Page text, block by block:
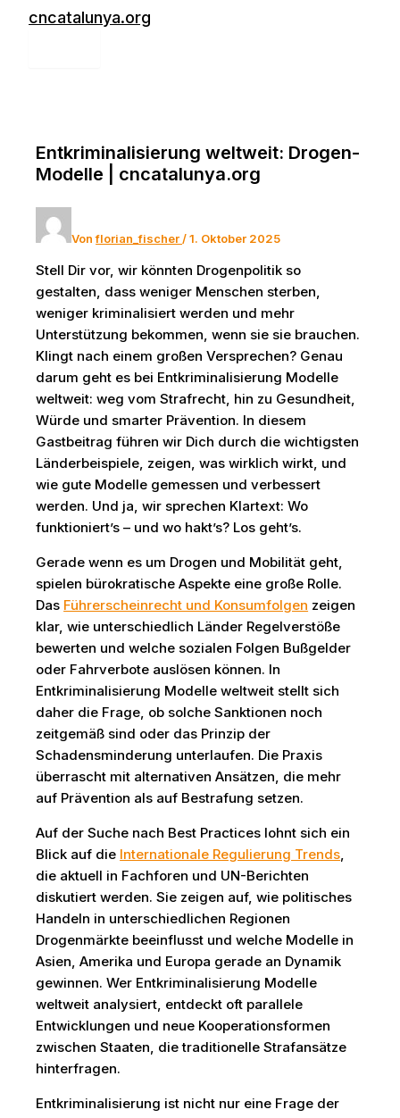
Zumcncatalunya.org
Entkriminalisierung weltweit: Drogen-
Modelle | cncatalunya.org
Vonflorian_fischer/1. Oktober 2025
Stell Dir vor, wir könnten Drogenpolitik so
gestalten, dass weniger Menschen sterben,
weniger kriminalisiert werden und mehr
Unterstützung bekommen, wenn sie sie brauchen.
Klingt nach einem großen Versprechen? Genau
darum geht es bei Entkriminalisierung Modelle
weltweit: weg vom Strafrecht, hin zu Gesundheit,
Würde und smarter Prävention. In diesem
Gastbeitrag führen wir Dich durch die wichtigsten
Länderbeispiele, zeigen, was wirklich wirkt, und
wie gute Modelle gemessen und verbessert
werden. Und ja, wir sprechen Klartext: Wo
funktioniert’s – und wo hakt’s? Los geht’s.
Gerade wenn es um Drogen und Mobilität geht,
spielen bürokratische Aspekte eine große Rolle.
Das Führerscheinrecht und Konsumfolgen zeigen
klar, wie unterschiedlich Länder Regelverstöße
bewerten und welche sozialen Folgen Bußgelder
oder Fahrverbote auslösen können. In
Entkriminalisierung Modelle weltweit stellt sich
daher die Frage, ob solche Sanktionen noch
zeitgemäß sind oder das Prinzip der
Schadensminderung unterlaufen. Die Praxis
überrascht mit alternativen Ansätzen, die mehr
auf Prävention als auf Bestrafung setzen.
Auf der Suche nach Best Practices lohnt sich ein
Blick auf die Internationale Regulierung Trends
die aktuell in Fachforen und UN-Berichten
diskutiert werden. Sie zeigen auf, wie politisches
Handeln in unterschiedlichen Regionen
Drogenmärkte beeinflusst und welche Modelle in
Asien, Amerika und Europa gerade an Dynamik
gewinnen. Wer Entkriminalisierung Modelle
weltweit analysiert, entdeckt oft parallele
Entwicklungen und neue Kooperationsformen
zwischen Staaten, die traditionelle Strafansätze
hinterfragen.
Entkriminalisierung ist nicht nur eine Frage der